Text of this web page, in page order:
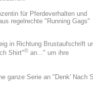
für Pferdeverhalten und
regelrechte "Running Gags"
in Richtung Brustaufschrift
Shirt"© an..." um ihre
ganze Serie an "Denk' Nach